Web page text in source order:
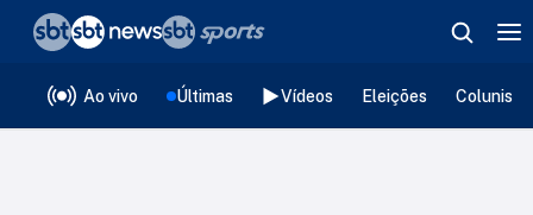
Ao vivo Últimas Vídeos Eleições
❮voltar
Editorias